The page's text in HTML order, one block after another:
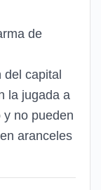
de
del capital
la jugada a
y no pueden
aranceles